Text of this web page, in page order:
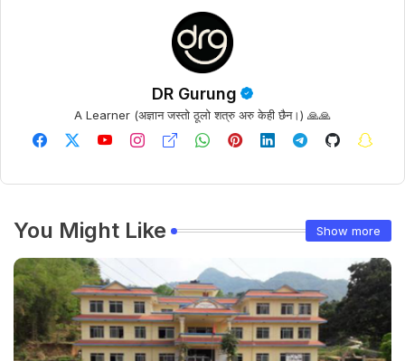
DR Gurung
A Learner (अज्ञान जस्तो ठूलो शत्रु अरु केही छैन।) 🙏🙏
You Might Like Show more